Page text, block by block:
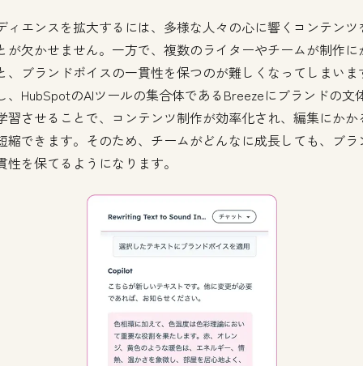
ィエンスを拡大するには、多様な人々の心に響くコンテンツ
が欠かせません。一方で、複数のライターやチームが制作に
、ブランドボイスの一貫性を保つのが難しくなってしまいま
、HubSpotのAIツールの集合体であるBreezeにブランドの文
習させることで、コンテンツ制作が効率化され、編集にかか
縮できます。そのため、チームがどんなに成長しても、ブラ
性を保てるようになります。